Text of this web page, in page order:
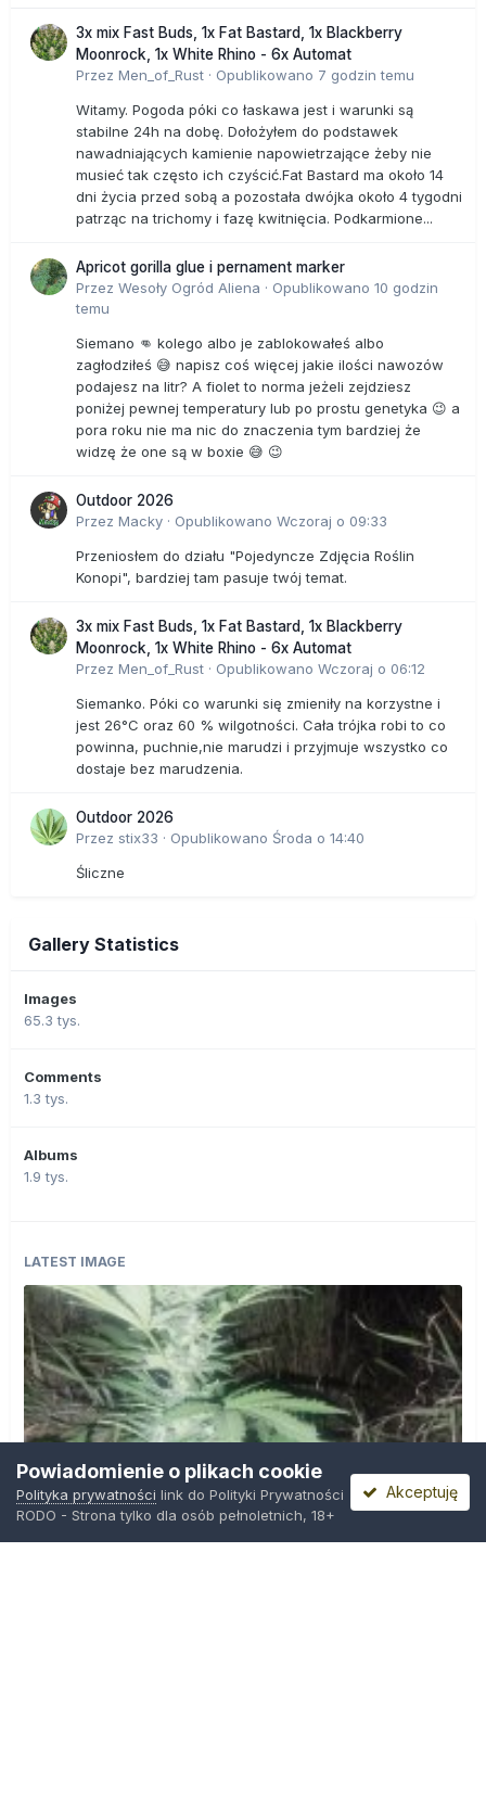
3x mix Fast Buds, 1x Fat Bastard, 1x Blackberry
Moonrock, 1x White Rhino - 6x Automat
Przez Men_of_Rust · Opublikowano 7 godzin temu
Witamy. Pogoda póki co łaskawa jest i warunki są
stabilne 24h na dobę. Dołożyłem do podstawek
nawadniających kamienie napowietrzające żeby nie
musieć tak często ich czyścić.Fat Bastard ma około 14
dni życia przed sobą a pozostała dwójka około 4 tygodni
patrząc na trichomy i fazę kwitnięcia. Podkarmione...
Apricot gorilla glue i pernament marker
Przez Wesoły Ogród Aliena · Opublikowano 10 godzin
temu
Siemano 👊 kolego albo je zablokowałeś albo
zagłodziłeś 😅 napisz coś więcej jakie ilości nawozów
podajesz na litr? A fiolet to norma jeżeli zejdziesz
poniżej pewnej temperatury lub po prostu genetyka 😉 a
pora roku nie ma nic do znaczenia tym bardziej że
widzę że one są w boxie 😅 😉
Outdoor 2026
Przez Macky · Opublikowano Wczoraj o 09:33
Przeniosłem do działu "Pojedyncze Zdjęcia Roślin
Konopi", bardziej tam pasuje twój temat.
3x mix Fast Buds, 1x Fat Bastard, 1x Blackberry
Moonrock, 1x White Rhino - 6x Automat
Przez Men_of_Rust · Opublikowano Wczoraj o 06:12
Siemanko. Póki co warunki się zmieniły na korzystne i
jest 26°C oraz 60 % wilgotności. Cała trójka robi to co
powinna, puchnie,nie marudzi i przyjmuje wszystko co
dostaje bez marudzenia.
Outdoor 2026
Przez stix33 · Opublikowano Środa o 14:40
Śliczne
Gallery Statistics
Images
65.3 tys.
Comments
1.3 tys.
Albums
1.9 tys.
LATEST IMAGE
Powiadomienie o plikach cookie
Polityka prywatności link do Polityki Prywatności
RODO - Strona tylko dla osób pełnoletnich, 18+
Akceptuję